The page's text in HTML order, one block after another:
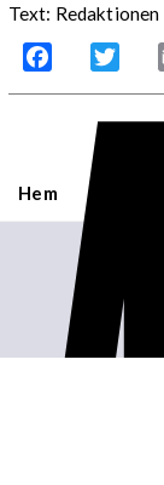
Text: Redaktionen
Facebook
Hem